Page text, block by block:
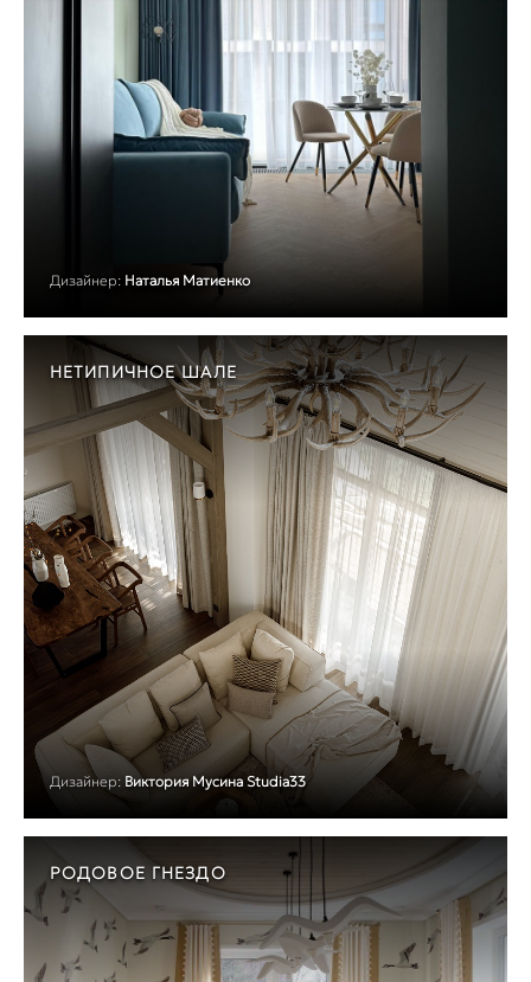
Дизайнер: Наталья Матиенко
НЕТИПИЧНОЕ ШАЛЕ
Дизайнер: Виктория Мусина Studia33
РОДОВОЕ ГНЕЗДО